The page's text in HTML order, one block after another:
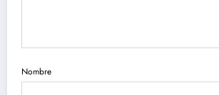
Nombre